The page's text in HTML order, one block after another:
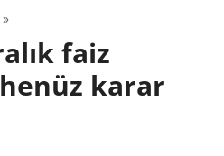
»
faiz
karar